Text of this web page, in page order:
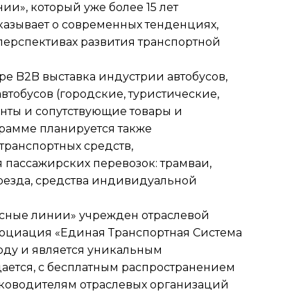
который уже более 15 лет
о современных тенденциях,
развития транспортной
B2B выставка индустрии автобусов,
(городские, туристические,
и сопутствующие товары и
планируется также
средств,
перевозок: трамваи,
средства индивидуальной
линии» учрежден отраслевой
«Единая Транспортная Система
и является уникальным
с бесплатным распространением
отраслевых организаций